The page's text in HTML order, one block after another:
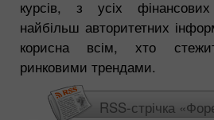
курсів, з усіх
найбільш авторитетних
корисна всім, хто
ринковими трендами.
RSS-стрічка